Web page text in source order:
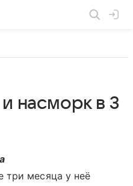
насморк в 3
три месяца у неё